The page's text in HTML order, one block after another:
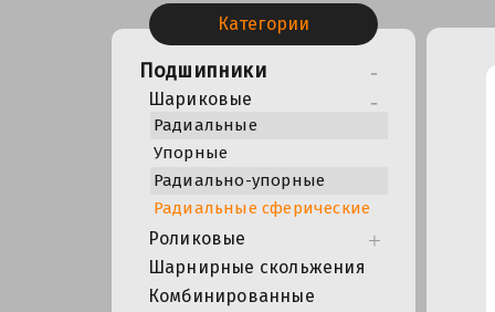
Категории
Подшипники
Шариковые
Радиальные
Упорные
Радиально-упорные
Радиальные сферические
Роликовые
Шарнирные скольжения
Комбинированные